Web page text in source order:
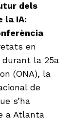
dels
la IA:
en
la 25a
(ONA), la
de
s’ha
a Atlanta